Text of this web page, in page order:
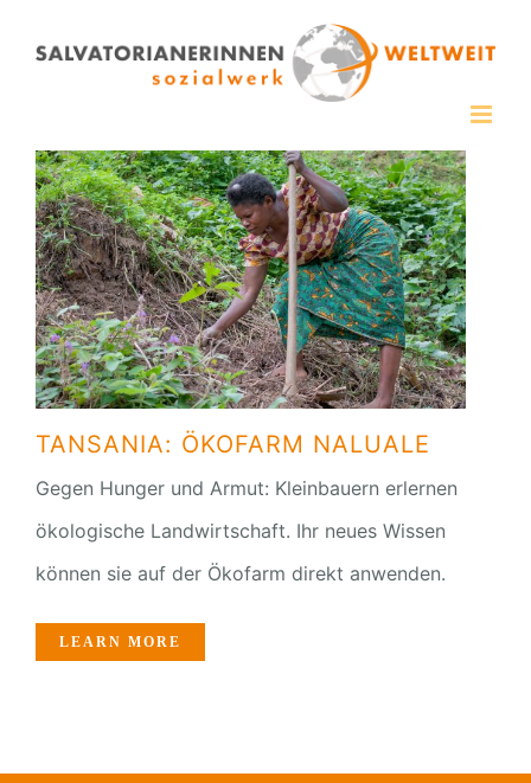
Inhalt
TANSANIA: ÖKOFARM
NALUALE
TANSANIA: ÖKOFARM NALUALE
Gegen Hunger und Armut: Kleinbauern erlernen
ökologische Landwirtschaft. Ihr neues Wissen
können sie auf der Ökofarm direkt anwenden.
LEARN MORE